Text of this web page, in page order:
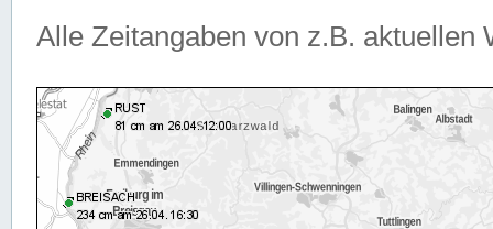
Alle Zeitangaben von z.B. aktuellen